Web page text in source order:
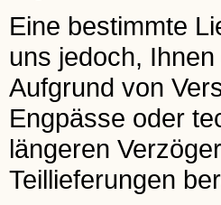
Eine bestimmte
uns jedoch,
Aufgrund von
Engpässe oder
längeren
Teillieferungen